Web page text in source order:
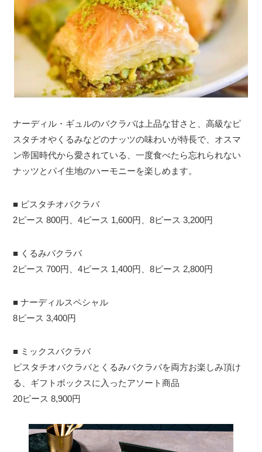
ナーディル・ギュルのバクラバは上品な甘さと、高級なピ
スタチオやくるみなどのナッツの味わいが特長で、オスマ
ン帝国時代から愛されている、一度食べたら忘れられない
ナッツとパイ生地のハーモニーを楽しめます。
■ ピスタチオバクラバ
2ピース 800円、4ピース 1,600円、8ピース 3,200円
■ くるみバクラバ
2ピース 700円、4ピース 1,400円、8ピース 2,800円
■ ナーディルスペシャル
8ピース 3,400円
■ ミックスバクラバ
ピスタチオバクラバとくるみバクラバを両方お楽しみ頂け
る、ギフトボックスに入ったアソート商品
20ピース 8,900円